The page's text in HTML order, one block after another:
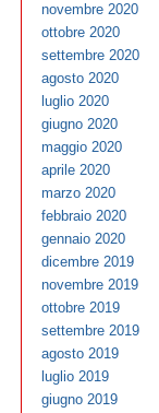
novembre 2020
ottobre 2020
settembre 2020
agosto 2020
luglio 2020
giugno 2020
maggio 2020
aprile 2020
marzo 2020
febbraio 2020
gennaio 2020
dicembre 2019
novembre 2019
ottobre 2019
settembre 2019
agosto 2019
luglio 2019
giugno 2019